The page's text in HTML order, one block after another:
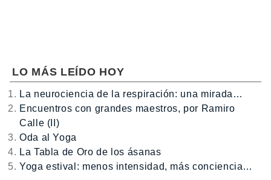
LO MÁS LEÍDO HOY
La neurociencia de la respiración: una mirada…
Encuentros con grandes maestros, por Ramiro
Calle (II)
Oda al Yoga
La Tabla de Oro de los ásanas
Yoga estival: menos intensidad, más conciencia…